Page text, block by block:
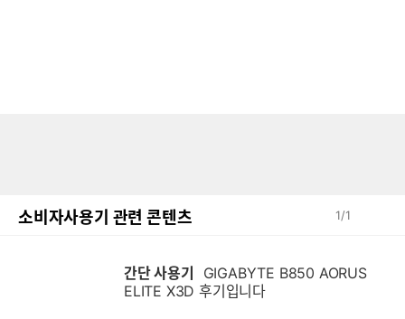
소비자사용기 관련 콘텐츠 1/1
간단 사용기
ELITE X3D 후기입니다